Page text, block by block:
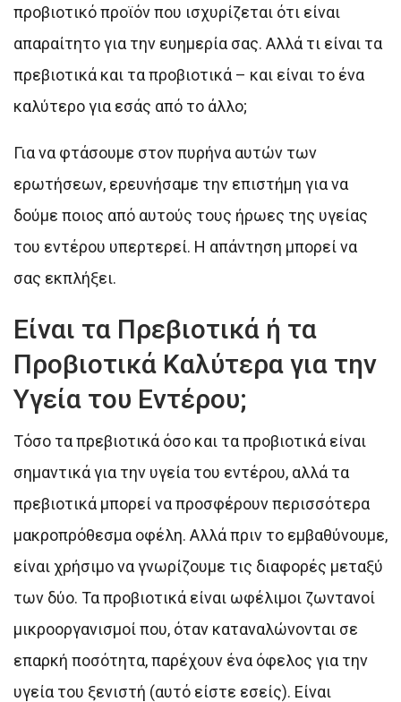
προβιοτικό προϊόν που ισχυρίζεται ότι είναι
απαραίτητο για την ευημερία σας. Αλλά τι είναι τα
πρεβιοτικά και τα προβιοτικά – και είναι το ένα
καλύτερο για εσάς από το άλλο;
Για να φτάσουμε στον πυρήνα αυτών των
ερωτήσεων, ερευνήσαμε την επιστήμη για να
δούμε ποιος από αυτούς τους ήρωες της υγείας
του εντέρου υπερτερεί. Η απάντηση μπορεί να
σας εκπλήξει.
Είναι τα Πρεβιοτικά ή τα
Προβιοτικά Καλύτερα για την
Υγεία του Εντέρου;
Τόσο τα πρεβιοτικά όσο και τα προβιοτικά είναι
σημαντικά για την υγεία του εντέρου, αλλά τα
πρεβιοτικά μπορεί να προσφέρουν περισσότερα
μακροπρόθεσμα οφέλη. Αλλά πριν το εμβαθύνουμε,
είναι χρήσιμο να γνωρίζουμε τις διαφορές μεταξύ
των δύο. Τα προβιοτικά είναι ωφέλιμοι ζωντανοί
μικροοργανισμοί που, όταν καταναλώνονται σε
επαρκή ποσότητα, παρέχουν ένα όφελος για την
υγεία του ξενιστή (αυτό είστε εσείς). Είναι